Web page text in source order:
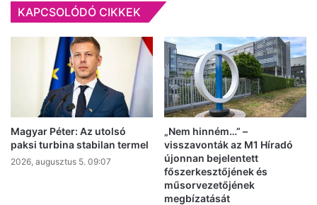
KAPCSOLÓDÓ CIKKEK
Magyar Péter: Az utolsó
paksi turbina stabilan termel
2026, augusztus 5. 09:07
„Nem hinném…” –
visszavonták az M1 Híradó
újonnan bejelentett
főszerkesztőjének és
műsorvezetőjének
megbízatását